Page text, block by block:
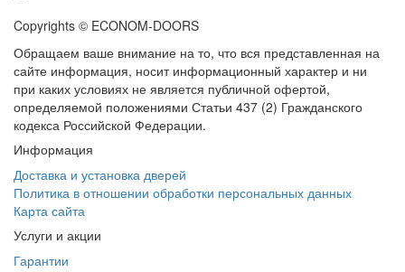
Copyrights © ECONOM-DOORS
Обращаем ваше внимание на то, что вся представленная на
сайте информация, носит информационный характер и ни
при каких условиях не является публичной офертой,
определяемой положениями Статьи 437 (2) Гражданского
кодекса Российской Федерации.
Информация
Доставка и установка дверей
Политика в отношении обработки персональных данных
Карта сайта
Услуги и акции
Гарантии